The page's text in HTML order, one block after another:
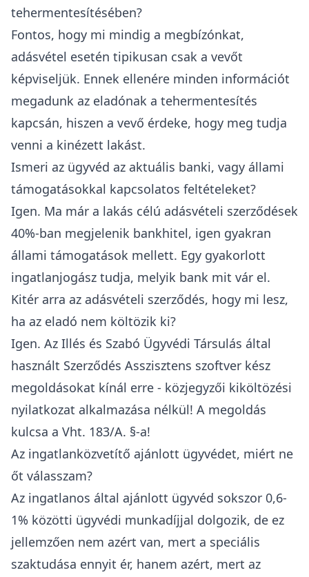
tehermentesítésében?
Fontos, hogy mi mindig a megbízónkat,
adásvétel esetén tipikusan csak a vevőt
képviseljük. Ennek ellenére minden információt
megadunk az eladónak a tehermentesítés
kapcsán, hiszen a vevő érdeke, hogy meg tudja
venni a kinézett lakást.
Ismeri az ügyvéd az aktuális banki, vagy állami
támogatásokkal kapcsolatos feltételeket?
Igen. Ma már a lakás célú adásvételi szerződések
40%-ban megjelenik bankhitel, igen gyakran
állami támogatások mellett. Egy gyakorlott
ingatlanjogász tudja, melyik bank mit vár el.
Kitér arra az adásvételi szerződés, hogy mi lesz,
ha az eladó nem költözik ki?
Igen. Az Illés és Szabó Ügyvédi Társulás által
használt Szerződés Asszisztens szoftver kész
megoldásokat kínál erre - közjegyzői kiköltözési
nyilatkozat alkalmazása nélkül! A megoldás
kulcsa a Vht. 183/A. §-a!
Az ingatlanközvetítő ajánlott ügyvédet, miért ne
őt válasszam?
Az ingatlanos által ajánlott ügyvéd sokszor 0,6-
1% közötti ügyvédi munkadíjjal dolgozik, de ez
jellemzően nem azért van, mert a speciális
szaktudása ennyit ér, hanem azért, mert az